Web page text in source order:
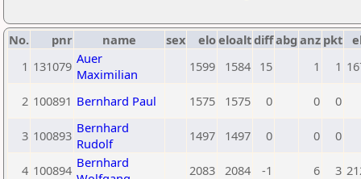
No. pnr name sex eloeloaltdiffabg anz pkt
1 131079 Auer
Maximilian
1599 1584 15 1 1
2 100891 Bernhard Paul 1575 1575 0 0 0
3 100893 Bernhard
Rudolf
1497 1497 0 0 0
4 100894 Bernhard
2083 2084 -1 6 3